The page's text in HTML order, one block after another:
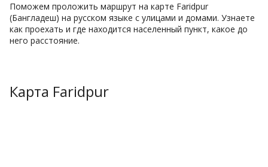
Поможем проложить маршрут на карте Faridpur
(Бангладеш) на русском языке с улицами и домами. Узнаете
как проехать и где находится населенный пункт, какое до
него расстояние.
Карта Faridpur